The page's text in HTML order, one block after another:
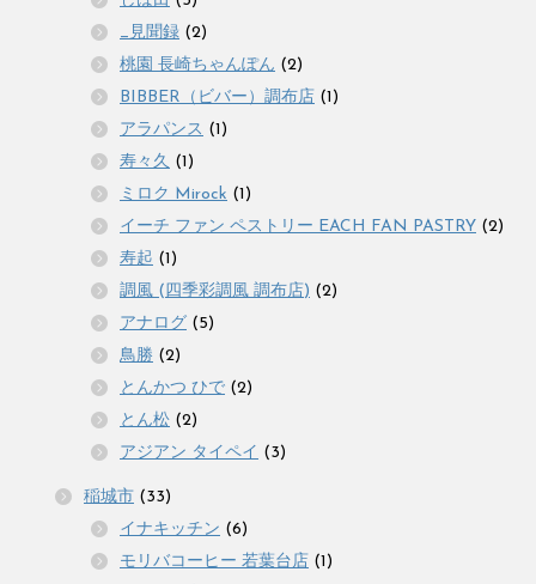
_見聞録 (2)
桃園 長崎ちゃんぽん (2)
BIBBER（ビバー）調布店 (1)
アラパンス (1)
寿々久 (1)
ミロク Mirock (1)
イーチ ファン ペストリー EACH FAN PASTRY (2)
寿起 (1)
調風 (四季彩調風 調布店) (2)
アナログ (5)
鳥勝 (2)
とんかつ ひで (2)
とん松 (2)
アジアン タイペイ (3)
稲城市 (33)
イナキッチン (6)
モリバコーヒー 若葉台店 (1)